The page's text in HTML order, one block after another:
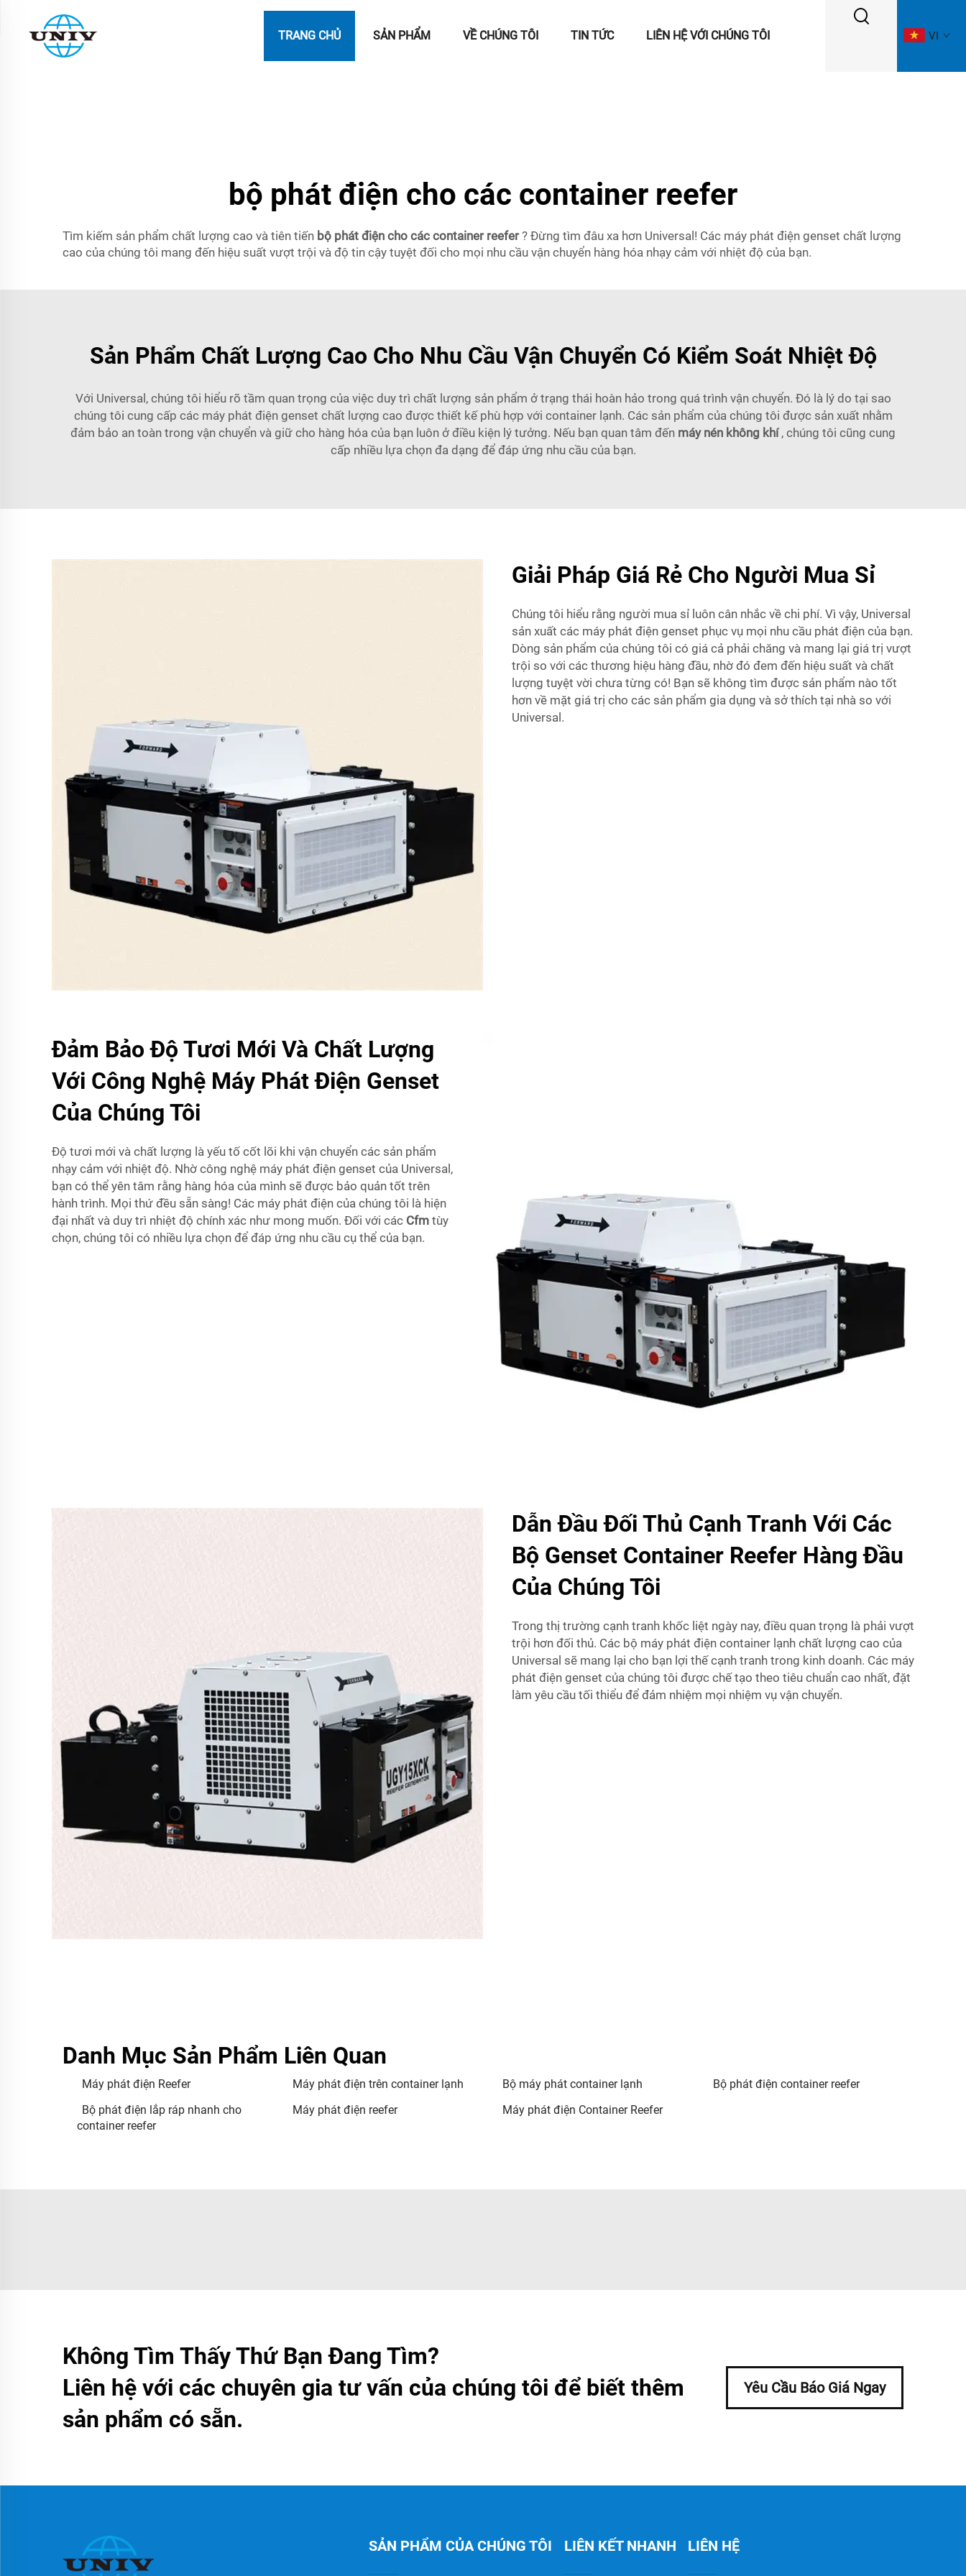
TRANG CHỦ SẢN PHẨM VỀ CHÚNG TÔI TIN TỨC LIÊN HỆ VỚI CHÚNG TÔI VI
bộ phát điện cho các container reefer
Tìm kiếm sản phẩm chất lượng cao và tiên tiến bộ phát điện cho các container reefer? Đừng tìm đâu xa hơn Universal! Các máy phát điện genset chất lượng
cao của chúng tôi mang đến hiệu suất vượt trội và độ tin cậy tuyệt đối cho mọi nhu cầu vận chuyển hàng hóa nhạy cảm với nhiệt độ của bạn.
Sản Phẩm Chất Lượng Cao Cho Nhu Cầu Vận Chuyển Có Kiểm Soát Nhiệt Độ
Với Universal, chúng tôi hiểu rõ tầm quan trọng của việc duy trì chất lượng sản phẩm ở trạng thái hoàn hảo trong quá trình vận chuyển. Đó là lý do tại sao
chúng tôi cung cấp các máy phát điện genset chất lượng cao được thiết kế phù hợp với container lạnh. Các sản phẩm của chúng tôi được sản xuất nhằm
đảm bảo an toàn trong vận chuyển và giữ cho hàng hóa của bạn luôn ở điều kiện lý tưởng. Nếu bạn quan tâm đến máy nén không khí, chúng tôi cũng cung
cấp nhiều lựa chọn đa dạng để đáp ứng nhu cầu của bạn.
Giải Pháp Giá Rẻ Cho Người Mua Sỉ
Chúng tôi hiểu rằng người mua sỉ luôn cân nhắc về chi phí. Vì vậy, Universal
sản xuất các máy phát điện genset phục vụ mọi nhu cầu phát điện của bạn.
Dòng sản phẩm của chúng tôi có giá cả phải chăng và mang lại giá trị vượt
trội so với các thương hiệu hàng đầu, nhờ đó đem đến hiệu suất và chất
lượng tuyệt vời chưa từng có! Bạn sẽ không tìm được sản phẩm nào tốt
hơn về mặt giá trị cho các sản phẩm gia dụng và sở thích tại nhà so với
Universal.
Đảm Bảo Độ Tươi Mới Và Chất Lượng
Với Công Nghệ Máy Phát Điện Genset
Của Chúng Tôi
Độ tươi mới và chất lượng là yếu tố cốt lõi khi vận chuyển các sản phẩm
nhạy cảm với nhiệt độ. Nhờ công nghệ máy phát điện genset của Universal,
bạn có thể yên tâm rằng hàng hóa của mình sẽ được bảo quản tốt trên
hành trình. Mọi thứ đều sẵn sàng! Các máy phát điện của chúng tôi là hiện
đại nhất và duy trì nhiệt độ chính xác như mong muốn. Đối với các Cfm tùy
chọn, chúng tôi có nhiều lựa chọn để đáp ứng nhu cầu cụ thể của bạn.
Dẫn Đầu Đối Thủ Cạnh Tranh Với Các
Bộ Genset Container Reefer Hàng Đầu
Của Chúng Tôi
Trong thị trường cạnh tranh khốc liệt ngày nay, điều quan trọng là phải vượt
trội hơn đối thủ. Các bộ máy phát điện container lạnh chất lượng cao của
Universal sẽ mang lại cho bạn lợi thế cạnh tranh trong kinh doanh. Các máy
phát điện genset của chúng tôi được chế tạo theo tiêu chuẩn cao nhất, đặt
làm yêu cầu tối thiểu để đảm nhiệm mọi nhiệm vụ vận chuyển.
Danh Mục Sản Phẩm Liên Quan
Máy phát điện Reefer Máy phát điện trên container lạnh Bộ máy phát container lạnh
Bộ phát điện container reefer
Bộ phát điện lắp ráp nhanh cho
container reefer
Máy phát điện reefer Máy phát điện Container Reefer
Không Tìm Thấy Thứ Bạn Đang Tìm?
Liên hệ với các chuyên gia tư vấn của chúng tôi để biết thêm
sản phẩm có sẵn.
Yêu Cầu Báo Giá Ngay
SẢN PHẨM CỦA CHÚNG TÔI LIÊN KẾT NHANH LIÊN HỆ